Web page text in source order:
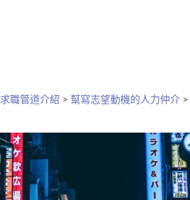
求職管道介紹 > 幫寫志望動機的人力仲介 >